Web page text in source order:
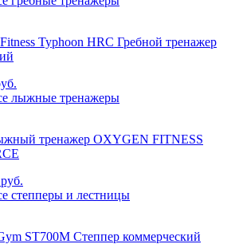
Typhoon HRC Гребной тренажер
лыжные тренажеры
тренажер OXYGEN FITNESS
степперы и лестницы
ST700M Степпер коммерческий